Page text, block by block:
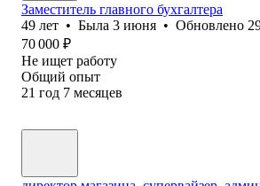
Заместитель главного бухгалтера
49 лет • Была 3 июня • Обновлено
70 000 ₽
Не ищет работу
Общий опыт
21 год 7 месяцев